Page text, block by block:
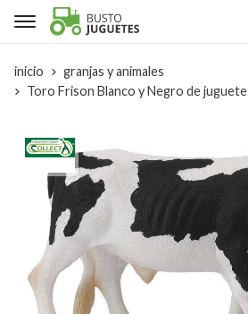
inicio
granjas y animales
Toro Frison Blanco y Negro de juguete